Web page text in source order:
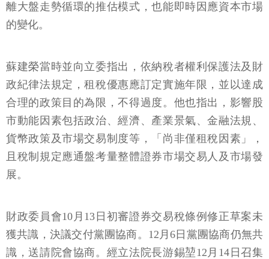
離大盤走勢循環的推估模式，也能即時因應資本市場
的變化。
蘇建榮當時並向立委指出，依納稅者權利保護法及財
政紀律法規定，租稅優惠應訂定實施年限，並以達成
合理的政策目的為限，不得過度。他也指出，影響股
市動能因素包括政治、經濟、產業景氣、金融法規、
貨幣政策及市場交易制度等，「尚非僅租稅因素」，
且稅制規定應通盤考量整體證券市場交易人及市場發
展。
財政委員會10月13日初審證券交易稅條例修正草案未
獲共識，決議交付黨團協商。12月6日黨團協商仍無共
識，送請院會協商。經立法院長游錫堃12月14日召集